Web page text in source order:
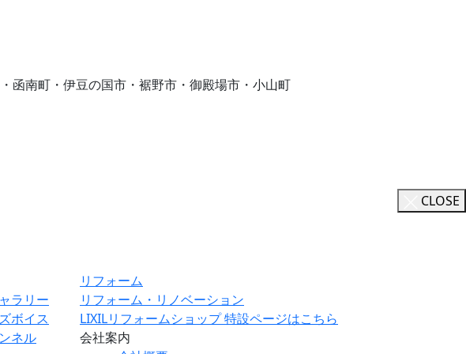
函南町・伊豆の国市・裾野市・御殿場市・小山町
CLOSE
ラリー
ボイス
ネル
リフォーム
リフォーム・リノベーション
LIXILリフォームショップ 特設ページはこちら
会社案内